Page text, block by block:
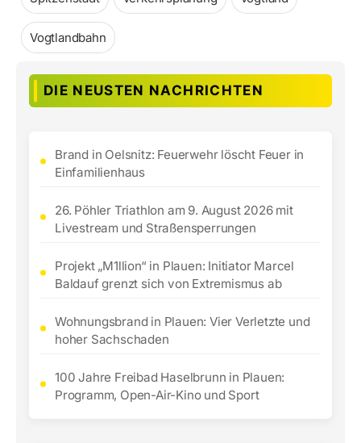
Vogtlandbahn
DIE NEUSTEN NACHRICHTEN
Brand in Oelsnitz: Feuerwehr löscht Feuer in
Einfamilienhaus
26. Pöhler Triathlon am 9. August 2026 mit
Livestream und Straßensperrungen
Projekt „M1llion“ in Plauen: Initiator Marcel
Baldauf grenzt sich von Extremismus ab
Wohnungsbrand in Plauen: Vier Verletzte und
hoher Sachschaden
100 Jahre Freibad Haselbrunn in Plauen:
Programm, Open-Air-Kino und Sport